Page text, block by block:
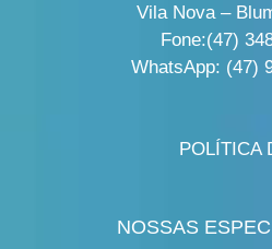
Vila Nova –
Fone:(47)
WhatsApp: (47)
POLÍTICA
NOSSAS